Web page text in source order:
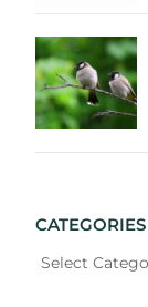
CATEGORIES